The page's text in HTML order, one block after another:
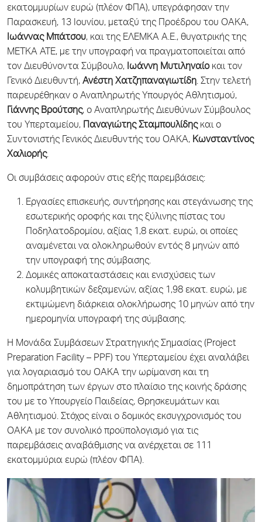
εκατομμυρίων ευρώ (πλέον ΦΠΑ), υπεγράφησαν την
Παρασκευή, 13 Ιουνίου, μεταξύ της Προέδρου του ΟΑΚΑ,
Ιωάννας Μπάτσου, και της ΕΛΕΜΚΑ Α.Ε., θυγατρικής της
ΜΕΤΚΑ ΑΤΕ, με την υπογραφή να πραγματοποιείται από
τον Διευθύνοντα Σύμβουλο, Ιωάννη Μυτιληναίοκαι τον
Γενικό Διευθυντή, Ανέστη Χατζηπαναγιωτίδη. Στην τελετή
παρευρέθηκαν ο Αναπληρωτής Υπουργός Αθλητισμού,
Γιάννης Βρούτσης, ο Αναπληρωτής Διευθύνων Σύμβουλος
του Υπερταμείου, Παναγιώτης Σταμπουλίδηςκαι ο
Συντονιστής Γενικός Διευθυντής του ΟΑΚΑ, Κωνσταντίνος
Χαλιορής.
Οι συμβάσεις αφορούν στις εξής παρεμβάσεις:
Εργασίες επισκευής, συντήρησης και στεγάνωσης της
εσωτερικής οροφής και της ξύλινης πίστας του
Ποδηλατοδρομίου, αξίας 1,8 εκατ. ευρώ, οι οποίες
αναμένεται να ολοκληρωθούν εντός 8 μηνών από
την υπογραφή της σύμβασης.
Δομικές αποκαταστάσεις και ενισχύσεις των
κολυμβητικών δεξαμενών, αξίας 1,98 εκατ. ευρώ, με
εκτιμώμενη διάρκεια ολοκλήρωσης 10 μηνών από την
ημερομηνία υπογραφή της σύμβασης.
Η Μονάδα Συμβάσεων Στρατηγικής Σημασίας (Project
Preparation Facility – PPF) του Υπερταμείου έχει αναλάβει
για λογαριασμό του ΟΑΚΑ την ωρίμανση και τη
δημοπράτηση των έργων στο πλαίσιο της κοινής δράσης
του με το Υπουργείο Παιδείας, Θρησκευμάτων και
Αθλητισμού. Στόχος είναι ο δομικός εκσυγχρονισμός του
ΟΑΚΑ με τον συνολικό προϋπολογισμό για τις
παρεμβάσεις αναβάθμισης να ανέρχεται σε 111
εκατομμύρια ευρώ (πλέον ΦΠΑ).